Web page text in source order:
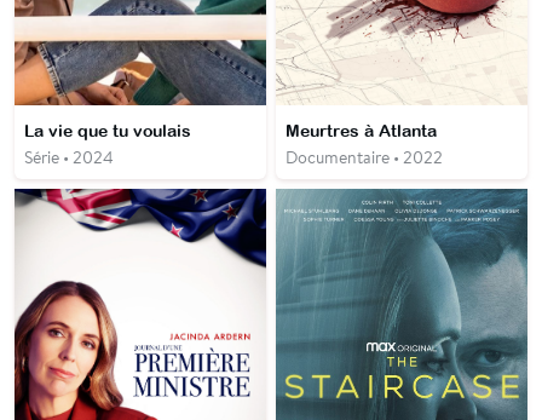
La vie que tu voulais
Série • 2024
Meurtres à Atlanta
Documentaire • 2022